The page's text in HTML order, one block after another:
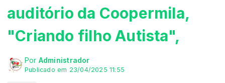
auditório da Coopermila,
"Criando filho Autista",
Por Administrador
Publicado em 23/04/2025 11:55